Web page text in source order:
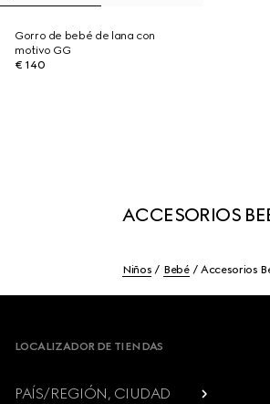
Gorro de bebé de lana con
motivo GG
€ 140
ACCESORIOS
Niños Bebé Accesorios
LOCALIZADOR DE TIENDAS
PAÍS/REGIÓN, CIUDAD